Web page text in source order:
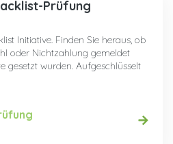
Prüfung
Initiative. Finden Sie heraus, ob
oder Nichtzahlung gemeldet
gesetzt wurden. Aufgeschlüsselt